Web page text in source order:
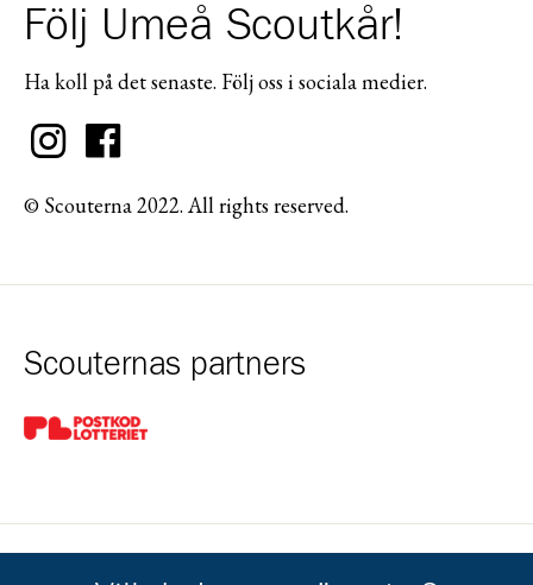
Följ Umeå Scoutkår!
Ha koll på det senaste. Följ oss i sociala medier.
© Scouterna 2022. All rights reserved.
Scouternas partners
Gå till pl_50